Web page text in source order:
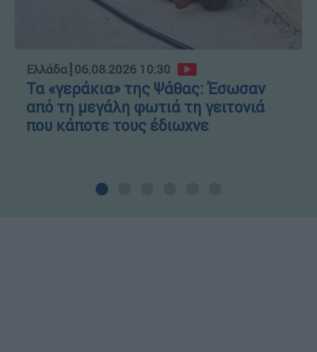
Ελλάδα┋06.08.2026 10:30
Τα «γεράκια» της Ψάθας: Έσωσαν
από τη μεγάλη φωτιά τη γειτονιά
που κάποτε τους έδιωχνε